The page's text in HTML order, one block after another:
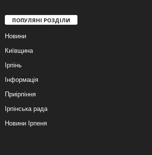
ПОПУЛЯНІ РОЗДІЛИ
Новини
Київщина
Ірпінь
Інформація
Приірпіння
Ірпінська рада
Новини Ірпеня